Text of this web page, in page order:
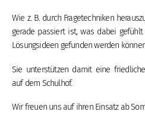
Wie z. B. durch Fragetechniken
gerade passiert ist, was dabei
Lösungsideen gefunden werden
Sie unterstützen damit eine
auf dem Schulhof.
Wir freuen uns auf ihren Einsatz ab